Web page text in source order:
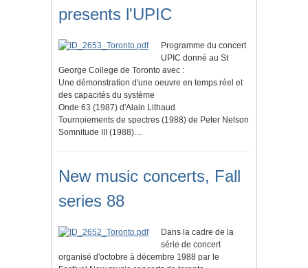
presents l'UPIC
Programme du concert
UPIC donné au St
George College de Toronto avec :
Une démonstration d'une oeuvre en temps réel et
des capacités du système
Onde 63 (1987) d'Alain Lithaud
Tournoiements de spectres (1988) de Peter Nelson
Somnitude III (1988)…
New music concerts, Fall
series 88
Dans la cadre de la
série de concert
organisé d'octobre à décembre 1988 par le